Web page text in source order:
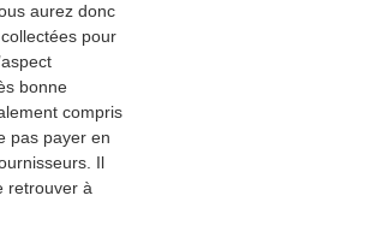
aurez donc
pour
bonne
compris
pas payer en
Il
retrouver à